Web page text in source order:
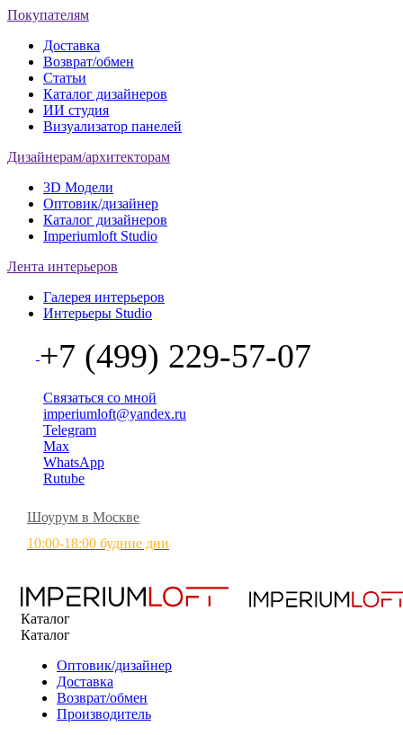
Покупателям
Доставка
Возврат/обмен
Статьи
Каталог дизайнеров
ИИ студия
Визуализатор панелей
Дизайнерам/архитекторам
3D Модели
Оптовик/дизайнер
Каталог дизайнеров
Imperiumloft Studio
Лента интерьеров
Галерея интерьеров
Интерьеры Studio
+7 (499) 229-57-07
Связаться со мной
imperiumloft@yandex.ru
Telegram
Max
WhatsApp
Rutube
Шоурум в Москве
10:00-18:00 будние дни
Каталог
Каталог
Оптовик/дизайнер
Доставка
Возврат/обмен
Производитель